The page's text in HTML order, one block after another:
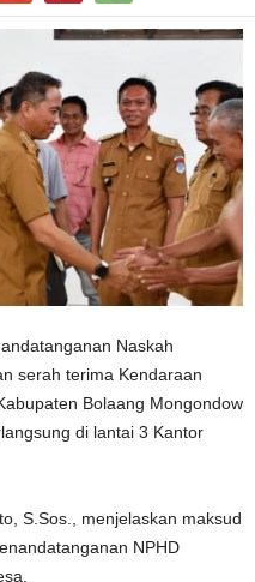
Naskah
serah terima Kendaraan
Bolaang Mongondow
di lantai 3 Kantor
S.Sos., menjelaskan maksud
NPHD